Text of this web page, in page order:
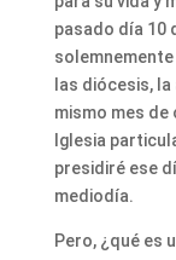
pasado día 10
solemnemente
las diócesis,
mismo mes
Iglesia
presidiré ese
mediodía.
Pero, ¿qué es